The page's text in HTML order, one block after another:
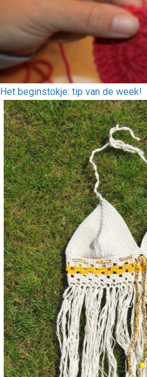
Het beginstokje: tip van de week!